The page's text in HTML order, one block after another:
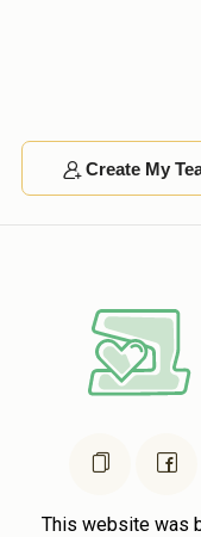
Create My
This website was